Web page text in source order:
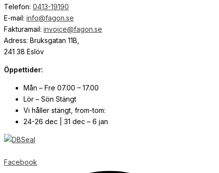
Telefon: 0413-19190
E-mail: info@fagon.se
Fakturamail: invoice@fagon.se
Adress: Bruksgatan 11B,
241 38 Eslöv
Öppettider:
Mån – Fre 07.00 – 17.00
Lör – Sön Stängt
Vi håller stängt, from-tom:
24-26 dec | 31 dec – 6 jan
Facebook